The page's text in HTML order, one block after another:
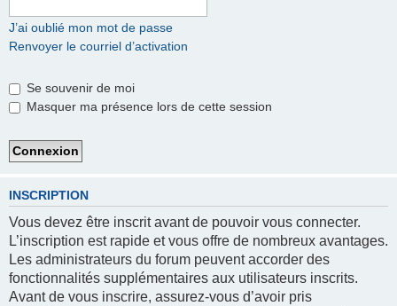
J’ai oublié mon mot de passe
Renvoyer le courriel d’activation
Se souvenir de moi
Masquer ma présence lors de cette session
INSCRIPTION
Vous devez être inscrit avant de pouvoir vous connecter.
L’inscription est rapide et vous offre de nombreux avantages.
Les administrateurs du forum peuvent accorder des
fonctionnalités supplémentaires aux utilisateurs inscrits.
Avant de vous inscrire, assurez-vous d’avoir pris